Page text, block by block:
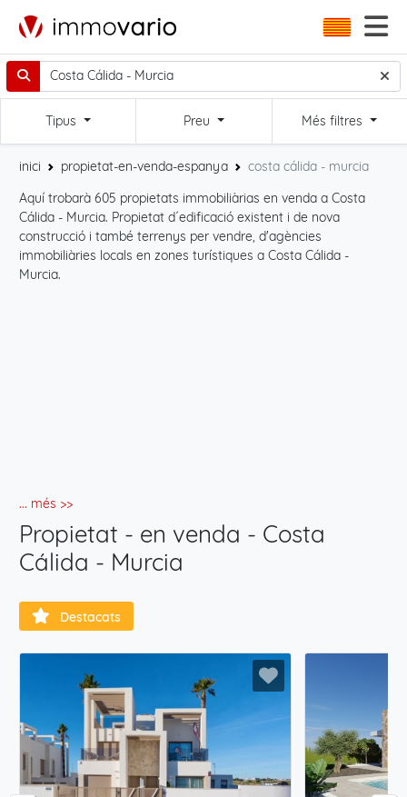
Tipus Preu Més filtres
inici propietat-en-venda-espanya
costa cálida - murcia
Aquí trobarà 605 propietats immobiliàrias en venda a Costa
Cálida - Murcia. Propietat d´edificació existent i de nova
construcció i també terrenys per vendre, d'agències
immobiliàries locals en zones turístiques a Costa Cálida -
Murcia.
... més >>
Propietat - en venda - Costa
Cálida - Murcia
Destacats